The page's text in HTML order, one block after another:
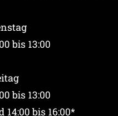
bis 13:00
bis 13:00
14:00 bis 16:00*